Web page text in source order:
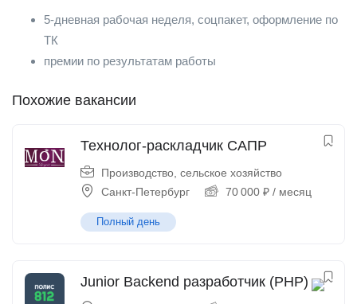
5-дневная рабочая неделя, соцпакет, оформление по
ТК
премии по результатам работы
Похожие вакансии
Технолог-раскладчик САПР
Производство, сельское хозяйство
Санкт-Петербург
70 000 ₽ / месяц
Полный день
Junior Backend разработчик (PHP)